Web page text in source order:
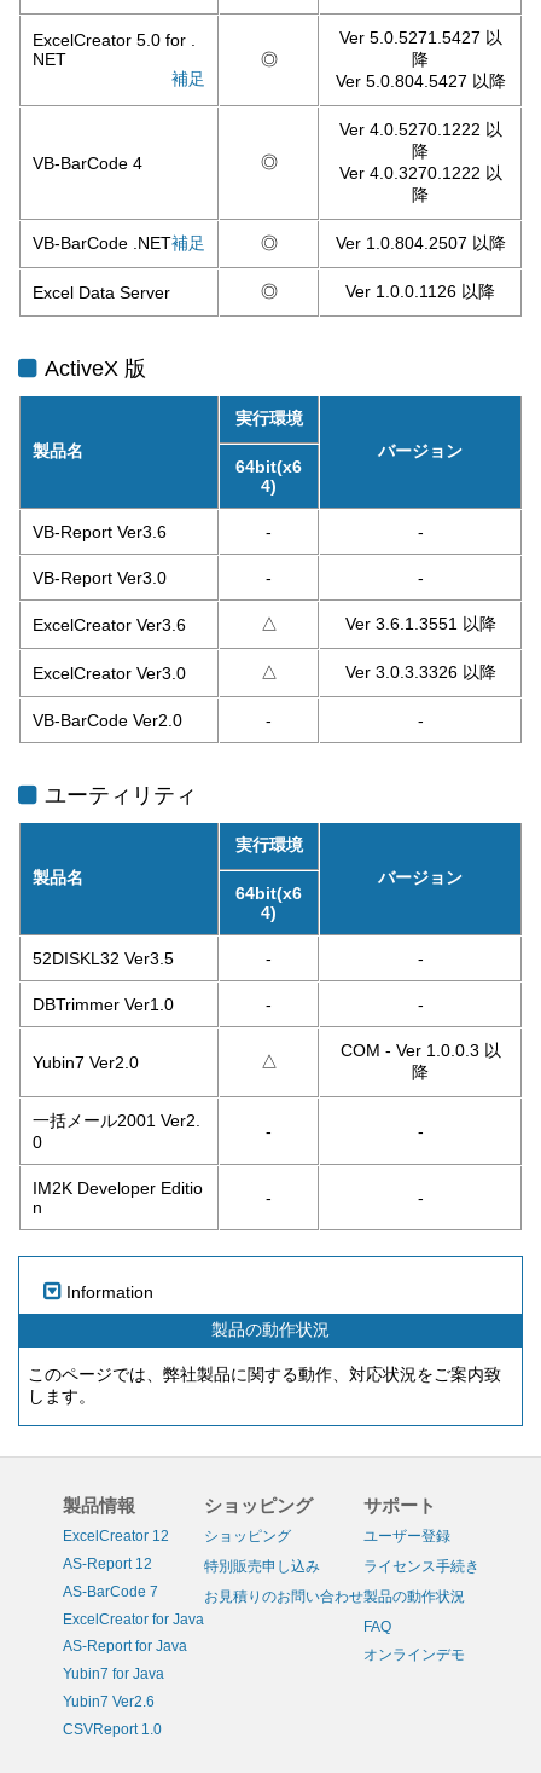
ExcelCreator 5.0 for .
NET
補足
◎
Ver 5.0.5271.5427 以
降
Ver 5.0.804.5427 以降
VB-BarCode 4 ◎
Ver 4.0.5270.1222 以
降
Ver 4.0.3270.1222 以
降
VB-BarCode .NET補足 ◎ Ver 1.0.804.2507 以降
Excel Data Server ◎ Ver 1.0.0.1126 以降
ActiveX 版
製品名
実行環境
バージョン
64bit(x6
4)
VB-Report Ver3.6 - -
VB-Report Ver3.0 - -
ExcelCreator Ver3.6 △ Ver 3.6.1.3551 以降
ExcelCreator Ver3.0 △ Ver 3.0.3.3326 以降
VB-BarCode Ver2.0 - -
ユーティリティ
製品名
実行環境
バージョン
64bit(x6
4)
52DISKL32 Ver3.5 - -
DBTrimmer Ver1.0 - -
Yubin7 Ver2.0 △
COM - Ver 1.0.0.3 以
降
一括メール2001 Ver2.
0
- -
IM2K Developer Editio
n
- -
Information
製品の動作状況
このページでは、弊社製品に関する動作、対応状況をご案内致
します。
製品情報
ExcelCreator 12
AS-Report 12
AS-BarCode 7
ExcelCreator for Java
AS-Report for Java
Yubin7 for Java
Yubin7 Ver2.6
CSVReport 1.0
ショッピング
ショッピング
特別販売申し込み
お見積りのお問い合わせ
サポート
ユーザー登録
ライセンス手続き
製品の動作状況
FAQ
オンラインデモ